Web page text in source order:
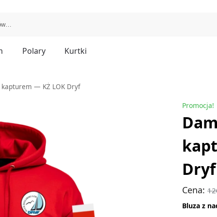
Polary Kurtki
kapturem — KŻ LOK Dryf
Promocja!
Dryf
Cena:
Bluza z